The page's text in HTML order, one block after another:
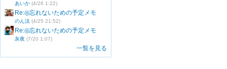
あいか (4/26 1:22)
Re:◎忘れないための予定メモ
のん汰 (4/25 21:52)
Re:◎忘れないための予定メモ
灰夜 (7/20 1:07)
一覧を見る